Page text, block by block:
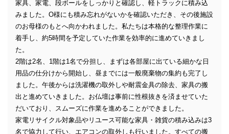
家具、家電、段ボールをしっかりと確認し、軽トラックに積み込
みました。O様にも積み忘れがないかを確認いただき、その後施設
のお母様のもとへ向かわれました。私たちは本格的な整理作業に
着手し、約5時間を予定していた作業を効率的に進めていきまし
た。
2階は2名、1階は1名で分担し、まずは各部屋に出ている細かな日
用品の仕分けから開始し、昼までには一般廃棄物の集約も完了し
ました。午後からは洗濯機の取外しや耐震金具の除去、家具の搬
出と進めていきました。お仏壇は事前に性根抜きを済ませていた
だいており、スムーズに作業を進めることができました。
家電リサイクル対象品やリユース可能な家具・雑貨の積み込みは3
名で協力して行い、エアコンの取外しも行いました。すべての搬